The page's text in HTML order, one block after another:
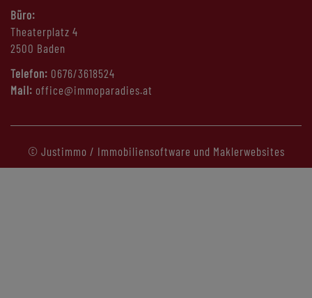
Büro:
Theaterplatz 4
2500 Baden
Telefon: 0676/3618524
Mail: office@immoparadies.at
© Justimmo / Immobiliensoftware und Maklerwebsites